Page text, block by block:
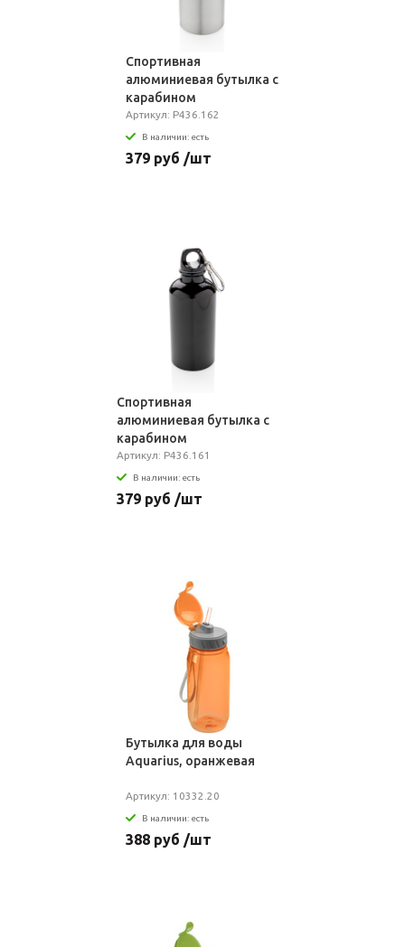
Спортивная
алюминиевая бутылка с
карабином
Артикул: P436.162
В наличии: есть
379 руб /шт
Спортивная
алюминиевая бутылка с
карабином
Артикул: P436.161
В наличии: есть
379 руб /шт
Бутылка для воды
Aquarius, оранжевая
Артикул: 10332.20
В наличии: есть
388 руб /шт